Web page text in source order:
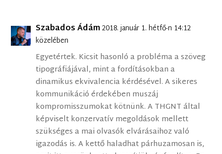
Szabados Ádám2018. január 1. hétfő-n 14:12
közelében
Egyetértek. Kicsit hasonló a probléma a szöveg
tipográfiájával, mint a fordításokban a
dinamikus ekvivalencia kérdésével. A sikeres
kommunikáció érdekében muszáj
kompromisszumokat kötnünk. A THGNT által
képviselt konzervatív megoldások mellett
szükséges a mai olvasók elvárásaihoz való
igazodás is. A kettő haladhat párhuzamosan is,